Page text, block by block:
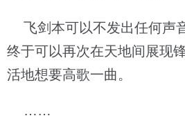
飞剑本可以不发出任何声
终于可以再次在天地间展现
活地想要高歌一曲。
……